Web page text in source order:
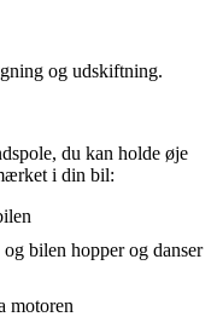
og udskiftning.
du kan holde øje
i din bil:
bilen hopper og danser
motoren